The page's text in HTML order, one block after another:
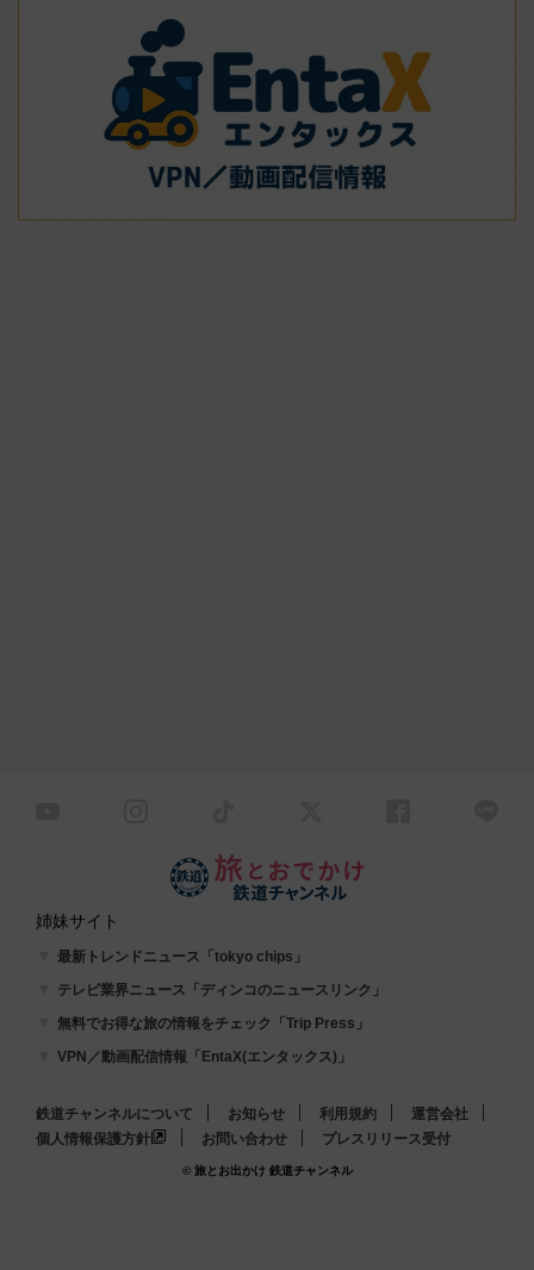
姉妹サイト
最新トレンドニュース「tokyo chips」
テレビ業界ニュース「ディンコのニュースリンク」
無料でお得な旅の情報をチェック「Trip Press」
VPN／動画配信情報「EntaX(エンタックス)」
鉄道チャンネルについて お知らせ 利用規約
運営会社
個人情報保護方針
お問い合わせ プレスリリース受付
© 旅とお出かけ 鉄道チャンネル